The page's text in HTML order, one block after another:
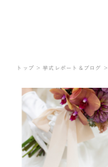
トップ ＞ 挙式レポート＆ブログ ＞